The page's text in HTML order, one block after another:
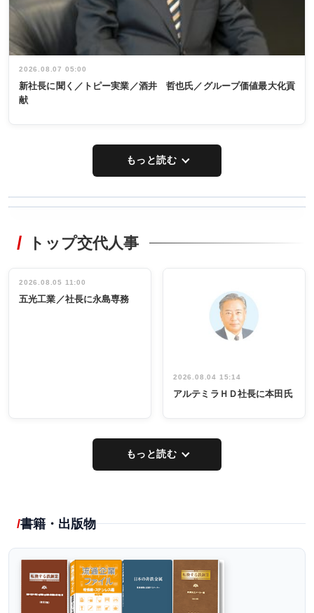
2026.08.07 05:00
新社長に聞く／トピー実業／酒井 哲也氏／グループ価値最大化貢
献
もっと読む
非鉄業界で
インタビュ
ー／社内ア
タックトレー
祝う 業界関
係者ら220人
出席
トップ交代人事
2026.08.05 11:00
五光工業／社長に永島専務
2026.08.04 15:14
アルテミラＨＤ社長に本田氏
もっと読む
書籍・出版物